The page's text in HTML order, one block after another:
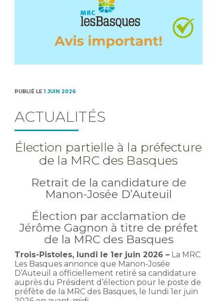
PUBLIÉ LE 1 JUIN 2026
ACTUALITÉS
Élection partielle à la préfecture
de la MRC des Basques
Retrait de la candidature de
Manon-Josée D’Auteuil
Élection par acclamation de
Jérôme Gagnon à titre de préfet
de la MRC des Basques
Trois-Pistoles, lundi le 1er juin 2026 – La MRC
Les Basques annonce que Manon-Josée
D’Auteuil a officiellement retiré sa candidature
auprès du Président d’élection pour le poste de
préfète de la MRC des Basques, le lundi 1er juin